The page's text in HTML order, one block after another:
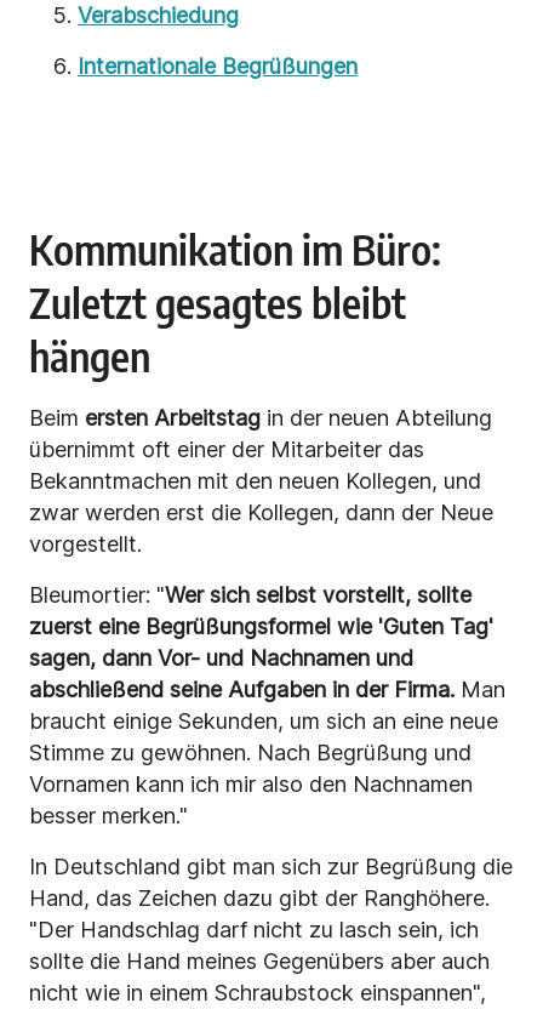
Verabschiedung
Internationale Begrüßungen
Kommunikation im Büro:
Zuletzt gesagtes bleibt
hängen
Beim ersten Arbeitstag in der neuen Abteilung
übernimmt oft einer der Mitarbeiter das
Bekanntmachen mit den neuen Kollegen, und
zwar werden erst die Kollegen, dann der Neue
vorgestellt.
Bleumortier: "Wer sich selbst vorstellt, sollte
zuerst eine Begrüßungsformel wie 'Guten Tag'
sagen, dann Vor- und Nachnamen und
abschließend seine Aufgaben in der Firma. Man
braucht einige Sekunden, um sich an eine neue
Stimme zu gewöhnen. Nach Begrüßung und
Vornamen kann ich mir also den Nachnamen
besser merken."
In Deutschland gibt man sich zur Begrüßung die
Hand, das Zeichen dazu gibt der Ranghöhere.
"Der Handschlag darf nicht zu lasch sein, ich
sollte die Hand meines Gegenübers aber auch
nicht wie in einem Schraubstock einspannen",